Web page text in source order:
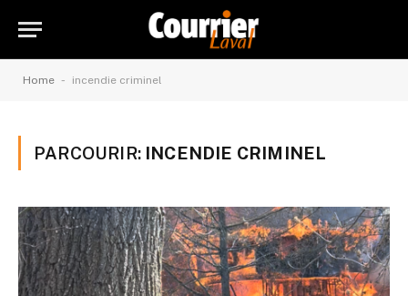
Home - incendie criminel
PARCOURIR: INCENDIE CRIMINEL